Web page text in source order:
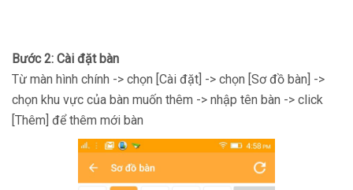
Bước 2: Cài đặt bàn
Từ màn hình chính -> chọn [Cài đặt] -> chọn [Sơ đồ bàn] ->
chọn khu vực của bàn muốn thêm -> nhập tên bàn -> click
[Thêm] để thêm mới bàn